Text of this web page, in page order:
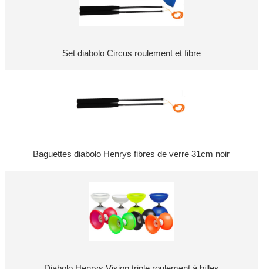
Set diabolo Circus roulement et fibre
Baguettes diabolo Henrys fibres de verre 31cm noir